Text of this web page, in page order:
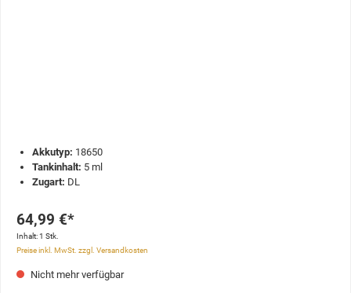
Akkutyp: 18650
Tankinhalt: 5 ml
Zugart: DL
64,99 €*
Inhalt:1 Stk.
Preise inkl. MwSt. zzgl. Versandkosten
Nicht mehr verfügbar